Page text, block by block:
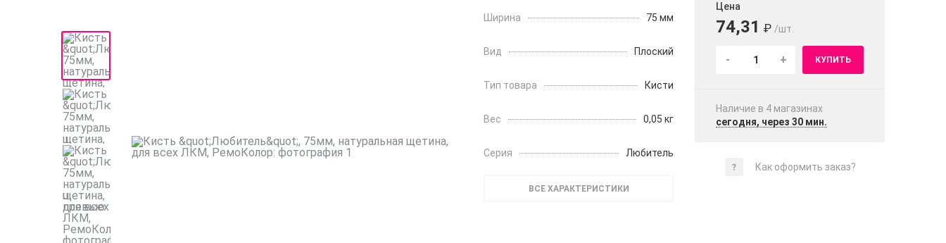
Ширина 75 мм
Вид Плоский
Тип товара Кисти
Вес 0,05 кг
Серия Любитель
ВСЕ ХАРАКТЕРИСТИКИ
Цена
74,31 ₽ /шт.
- + КУПИТЬ
Наличие в 4 магазинах
сегодня, через 30 мин.
Как оформить заказ?